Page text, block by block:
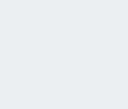
لبه‌های گرد،